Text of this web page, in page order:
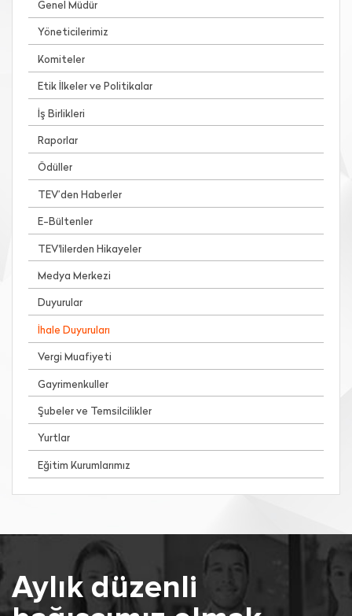
Genel Müdür
Yöneticilerimiz
Komiteler
Etik İlkeler ve Politikalar
İş Birlikleri
Raporlar
Ödüller
TEV’den Haberler
E-Bültenler
TEV'lilerden Hikayeler
Medya Merkezi
Duyurular
İhale Duyuruları
Vergi Muafiyeti
Gayrimenkuller
Şubeler ve Temsilcilikler
Yurtlar
Eğitim Kurumlarımız
Aylık düzenli